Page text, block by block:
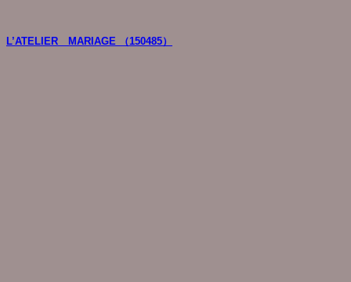
L’ATELIER MARIAGE （150485）